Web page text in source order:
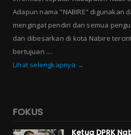
Adapun nama "NABIRE" digunakan
mengingat pendiri dan semua
dan dibesarkan di kota Nabire
bertujuan ....
Lihat selengkapnya →
FOKUS
Ketua DPRK